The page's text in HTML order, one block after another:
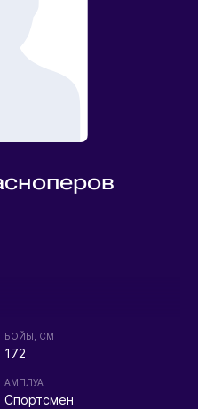
БОЙЫ, СМ
172
АМПЛУА
Спортсмен